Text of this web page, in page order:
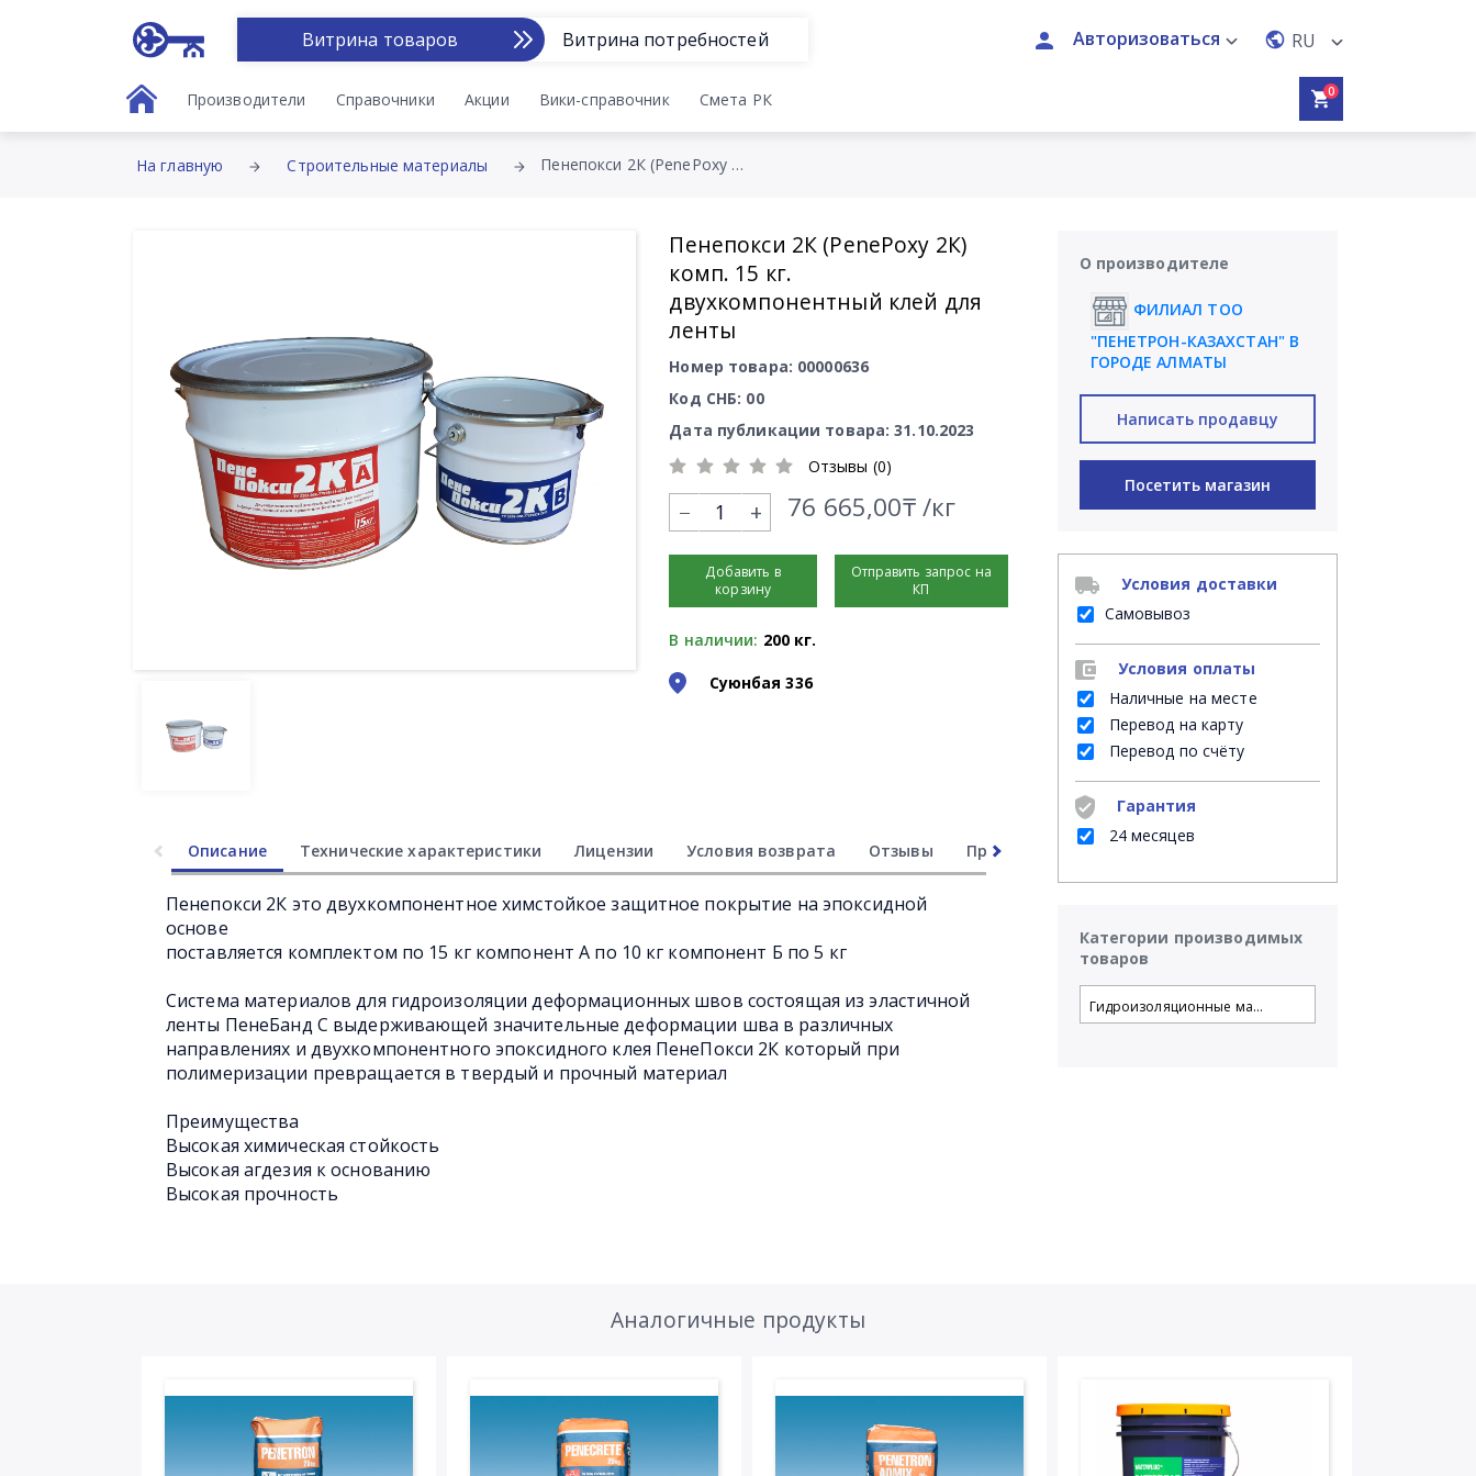
Витрина товаров Витрина потребностей Авторизоваться RU
Производители Справочники Акции Вики-справочник Смета РК 0
На главную Строительные материалы Пенепокси 2К (PenePoxy 2К) комп. 15 кг. двухкомпонентный клей для ленты
Пенепокси 2К (PenePoxy 2К)
комп. 15 кг.
двухкомпонентный клей для
ленты
Номер товара: 00000636
Код СНБ: 00
Дата публикации товара: 31.10.2023
Отзывы (0)
+ 76 665,00₸ /кг
Добавить в
корзину
Отправить запрос на
КП
В наличии: 200 кг.
Суюнбая 336
Описание Технические характеристики Лицензии Условия возврата Отзывы Прочее Часто задаваемые вопросы
Пенепокси 2К это двухкомпонентное химстойкое защитное покрытие на эпоксидной
основе
поставляется комплектом по 15 кг компонент А по 10 кг компонент Б по 5 кг
Система материалов для гидроизоляции деформационных швов состоящая из эластичной
ленты ПенеБанд С выдерживающей значительные деформации шва в различных
направлениях и двухкомпонентного эпоксидного клея ПенеПокси 2К который при
полимеризации превращается в твердый и прочный материал
Преимущества
Высокая химическая стойкость
Высокая агдезия к основанию
Высокая прочность
О производителе
ФИЛИАЛ ТОО
"ПЕНЕТРОН-КАЗАХСТАН" В
ГОРОДЕ АЛМАТЫ
Написать продавцу
Посетить магазин
Условия доставки
Самовывоз
Условия оплаты
Наличные на месте
Перевод на карту
Перевод по счёту
Гарантия
24 месяцев
Категории производимых
товаров
Гидроизоляционные ма...
Аналогичные продукты